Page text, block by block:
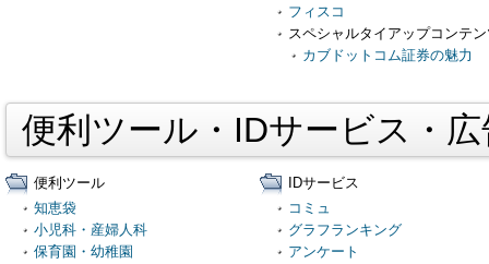
フィスコ
スペシャルタイアップコンテ
カブドットコム証券の魅力
便利ツール・IDサービス・
便利ツール
知恵袋
小児科・産婦人科
保育園・幼稚園
IDサービス
コミュ
グラフランキング
アンケート